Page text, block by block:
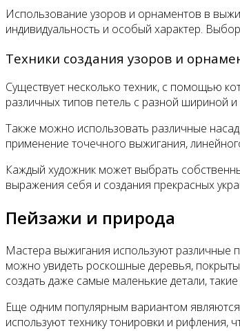
Использование узоров и орнаментов в
индивидуальность и особый характер.
Техники создания узоров и
Существует несколько техник, с помощью
различных типов петель с разной шириной
Также можно использовать различные
применение точечного выжигания,
Каждый художник может выбрать
выражения себя и создания прекрасных
Пейзажи и природа
Мастера выжигания используют различные
можно увидеть роскошные деревья,
создать даже самые маленькие детали,
Еще одним популярным вариантом
используют технику тонировки и